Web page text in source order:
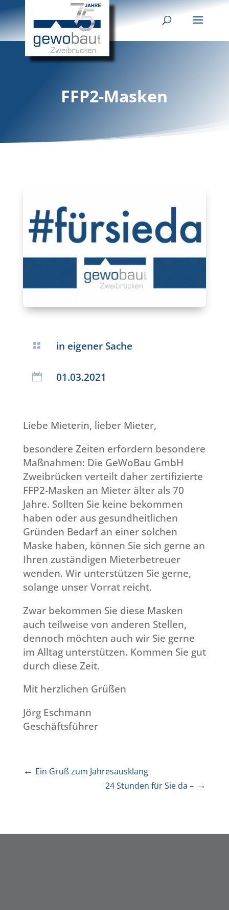
FFP2-Masken
 in eigener Sache
 01.03.2021
Liebe Mieterin, lieber Mieter,
besondere Zeiten erfordern besondere
Maßnahmen: Die GeWoBau GmbH
Zweibrücken verteilt daher zertifizierte
FFP2-Masken an Mieter älter als 70
Jahre. Sollten Sie keine bekommen
haben oder aus gesundheitlichen
Gründen Bedarf an einer solchen
Maske haben, können Sie sich gerne an
Ihren zuständigen Mieterbetreuer
wenden. Wir unterstützen Sie gerne,
solange unser Vorrat reicht.
Zwar bekommen Sie diese Masken
auch teilweise von anderen Stellen,
dennoch möchten auch wir Sie gerne
im Alltag unterstützen. Kommen Sie gut
durch diese Zeit.
Mit herzlichen Grüßen
Jörg Eschmann
Geschäftsführer
← Ein Gruß zum Jahresausklang
24 Stunden für Sie da – →